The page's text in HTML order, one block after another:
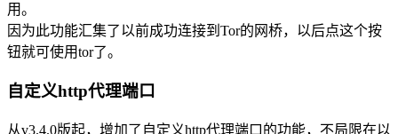
用。
因为此功能汇集了以前成功连接到Tor的网桥，以后点这个按
钮就可使用tor了。
自定义http代理端口
从v3.4.0版起，增加了自定义http代理端口的功能，不局限在以